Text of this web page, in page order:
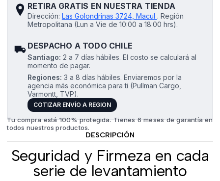
RETIRA GRATIS EN NUESTRA TIENDA
Dirección: Las Golondrinas 3724, Macul . Región
Metropolitana (Lun a Vie de 10:00 a 18:00 hrs).
DESPACHO A TODO CHILE
Santiago: 2 a 7 días hábiles. El costo se calculará al
momento de pagar.
Regiones: 3 a 8 días hábiles. Enviaremos por la
agencia más económica para ti (Pullman Cargo,
Varmontt, TVP).
COTIZAR ENVÍO A REGION
Tu compra está 100% protegida. Tienes 6 meses de garantía en
todos nuestros productos.
DESCRIPCIÓN
Seguridad y Firmeza en cada
serie de levantamiento